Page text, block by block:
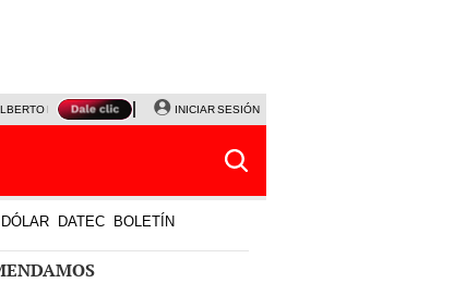
BENAVIDES NALDY SALDAÑA
INICIAR SESIÓN
DÓLAR DATEC BOLETÍN